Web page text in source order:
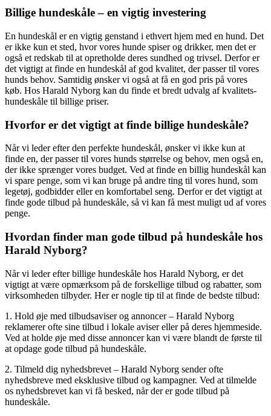
Billige hundeskåle – en vigtig investering
En hundeskål er en vigtig genstand i ethvert hjem med en hund. Det
er ikke kun et sted, hvor vores hunde spiser og drikker, men det er
også et redskab til at opretholde deres sundhed og trivsel. Derfor er
det vigtigt at finde en hundeskål af god kvalitet, der passer til vores
hunds behov. Samtidig ønsker vi også at få en god pris på vores
køb. Hos Harald Nyborg kan du finde et bredt udvalg af kvalitets-
hundeskåle til billige priser.
Hvorfor er det vigtigt at finde billige hundeskåle?
Når vi leder efter den perfekte hundeskål, ønsker vi ikke kun at
finde en, der passer til vores hunds størrelse og behov, men også en,
der ikke sprænger vores budget. Ved at finde en billig hundeskål kan
vi spare penge, som vi kan bruge på andre ting til vores hund, som
legetøj, godbidder eller en komfortabel seng. Derfor er det vigtigt at
finde gode tilbud på hundeskåle, så vi kan få mest muligt ud af vores
penge.
Hvordan finder man gode tilbud på hundeskåle hos
Harald Nyborg?
Når vi leder efter billige hundeskåle hos Harald Nyborg, er det
vigtigt at være opmærksom på de forskellige tilbud og rabatter, som
virksomheden tilbyder. Her er nogle tip til at finde de bedste tilbud:
1. Hold øje med tilbudsaviser og annoncer – Harald Nyborg
reklamerer ofte sine tilbud i lokale aviser eller på deres hjemmeside.
Ved at holde øje med disse annoncer kan vi være blandt de første til
at opdage gode tilbud på hundeskåle.
2. Tilmeld dig nyhedsbrevet – Harald Nyborg sender ofte
nyhedsbreve med eksklusive tilbud og kampagner. Ved at tilmelde
os nyhedsbrevet kan vi få besked, når der er gode tilbud på
hundeskåle.